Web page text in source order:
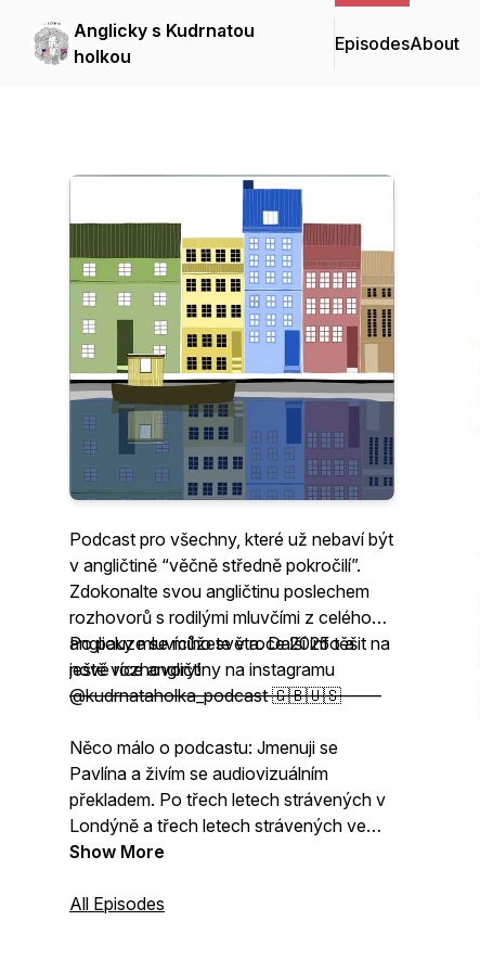
Anglicky s Kudrnatou
holkou
EpisodesAbout
Podcast pro všechny, které už nebaví být
v angličtině “věčně středně pokročilí”.
Zdokonalte svou angličtinu poslechem
rozhovorů s rodilými mluvčími z celého
anglicky mluvícího světa. Další info a
ještě více angličtiny na instagramu
@kudrnataholka_podcast 🇬🇧🇺🇸
Po pauze se můžete v roce 2025 těšit na
nové rozhovory!
——————————————————
Něco málo o podcastu: Jmenuji se
Pavlína a živím se audiovizuálním
překladem. Po třech letech strávených v
Londýně a třech letech strávených ve
Stockholmu jsme se s rodinou vrátili mezi
překládám z angličtiny a ze španělštiny
Show More
All Episodes